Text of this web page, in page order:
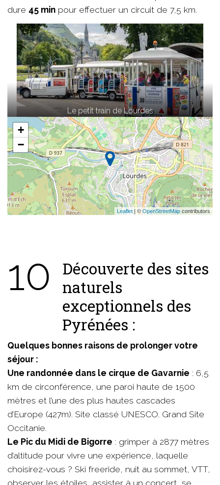
dure 45 min pour effectuer un circuit de 7,5 km.
Le petit train de Lourdes
+
−
Leaflet| ©OpenStreetMap contributors
10
Découverte des sites
naturels
exceptionnels des
Pyrénées :
Quelques bonnes raisons de prolonger votre
séjour :
Une randonnée dans le cirque de Gavarnie : 6,5
km de circonférence, une paroi haute de 1500
mètres et l’une des plus hautes cascades
d’Europe (427m). Site classé UNESCO. Grand Site
Occitanie.
Le Pic du Midi de Bigorre : grimper à 2877 mètres
d’altitude pour vivre une expérience, laquelle
choisirez-vous ? Ski freeride, nuit au sommet, VTT,